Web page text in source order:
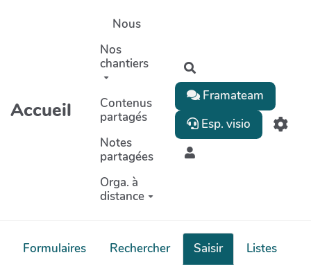
Aller au contenu principal
Accueil
Nous
Nos
chantiers
Contenus
partagés
Notes
partagées
Orga. à
distance
Framateam
Esp. visio
Formulaires Rechercher Saisir
Listes